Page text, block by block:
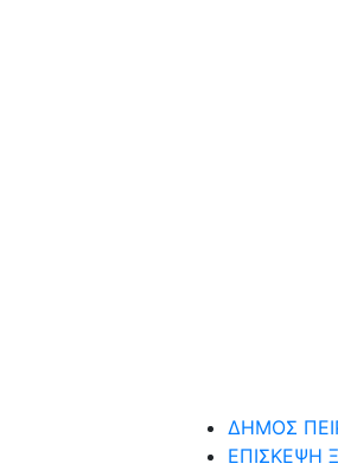
ΔΗΜΟΣ
ΕΠΙΣΚΕΨΗ